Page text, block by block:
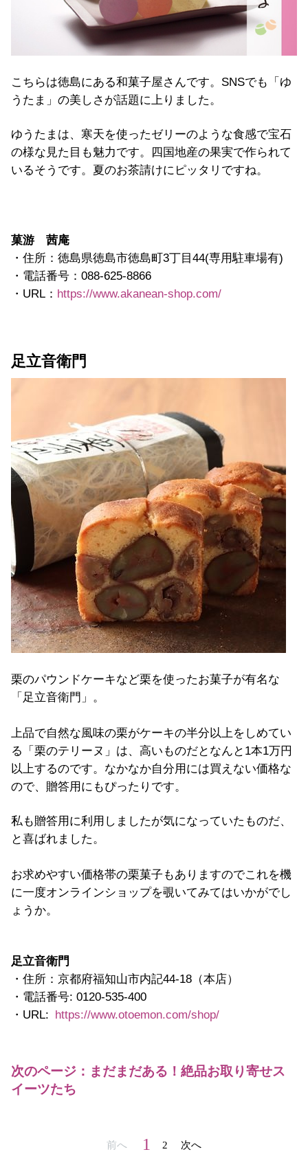
こちらは徳島にある和菓子屋さんです。SNSでも「ゆ
うたま」の美しさが話題に上りました。
ゆうたまは、寒天を使ったゼリーのような食感で宝石
の様な見た目も魅力です。四国地産の果実で作られて
いるそうです。夏のお茶請けにピッタリですね。
菓游 茜庵
・住所：徳島県徳島市徳島町3丁目44(専用駐車場有)
・電話番号：088-625-8866
・URL： https://www.akanean-shop.com/
足立音衛門
栗のパウンドケーキなど栗を使ったお菓子が有名な
「足立音衛門」。
上品で自然な風味の栗がケーキの半分以上をしめてい
る「栗のテリーヌ」は、高いものだとなんと1本1万円
以上するのです。なかなか自分用には買えない価格な
ので、贈答用にもぴったりです。
私も贈答用に利用しましたが気になっていたものだ、
と喜ばれました。
お求めやすい価格帯の栗菓子もありますのでこれを機
に一度オンラインショップを覗いてみてはいかがでし
ょうか。
足立音衛門
・住所：京都府福知山市内記44-18（本店）
・電話番号: 0120-535-400
・URL:
https://www.otoemon.com/shop/
次のページ：まだまだある！絶品お取り寄せス
イーツたち
前へ 1 2 次へ